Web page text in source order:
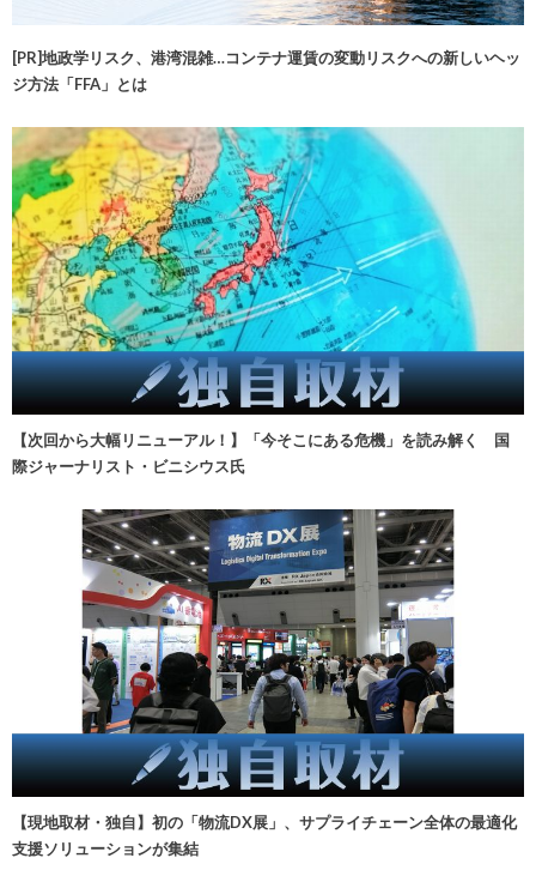
[PR]地政学リスク、港湾混雑…コンテナ運賃の変動リスクへの新しいヘッ
ジ方法「FFA」とは
【次回から大幅リニューアル！】「今そこにある危機」を読み解く 国
際ジャーナリスト・ビニシウス氏
【現地取材・独自】初の「物流DX展」、サプライチェーン全体の最適化
支援ソリューションが集結